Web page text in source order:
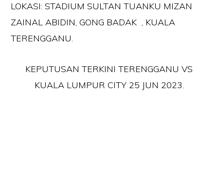
LOKASI: STADIUM SULTAN TUANKU MIZAN
ZAINAL ABIDIN, GONG BADAK , KUALA
TERENGGANU.
KEPUTUSAN TERKINI TERENGGANU VS
KUALA LUMPUR CITY 25 JUN 2023.